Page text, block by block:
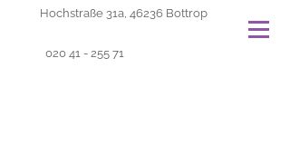
Hochstraße 31a, 46236 Bottrop
020 41 - 255 71